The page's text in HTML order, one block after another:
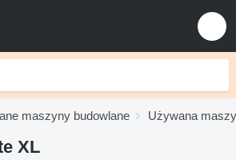
maszyny budowlane Używana
XL